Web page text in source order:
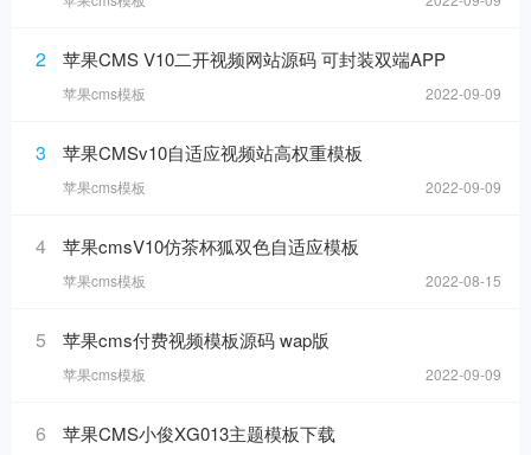
2 苹果CMS V10二开视频网站源码 可封装双端APP
苹果cms模板 2022-09-09
3 苹果CMSv10自适应视频站高权重模板
苹果cms模板 2022-09-09
4 苹果cmsV10仿茶杯狐双色自适应模板
苹果cms模板 2022-08-15
5 苹果cms付费视频模板源码 wap版
苹果cms模板 2022-09-09
6 苹果CMS小俊XG013主题模板下载